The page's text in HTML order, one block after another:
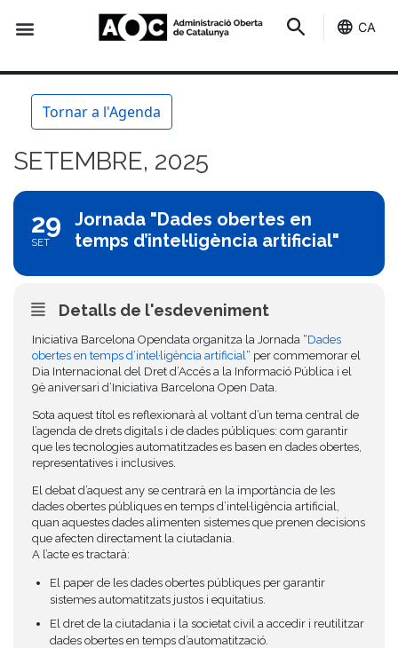
CA
Tornar a l'Agenda
SETEMBRE, 2025
29
SET
Jornada "Dades obertes en
temps d’intel·ligència artificial"
Detalls de l'esdeveniment
Iniciativa Barcelona Opendata organitza la Jornada “Dades
obertes en temps d’intel·ligència artificial” per commemorar el
Dia Internacional del Dret d’Accés a la Informació Pública i el
9è aniversari d’Iniciativa Barcelona Open Data.
Sota aquest títol es reflexionarà al voltant d’un tema central de
l’agenda de drets digitals i de dades públiques: com garantir
que les tecnologies automatitzades es basen en dades obertes,
representatives i inclusives.
El debat d’aquest any se centrarà en la importància de les
dades obertes públiques en temps d’intel·ligència artificial,
quan aquestes dades alimenten sistemes que prenen decisions
que afecten directament la ciutadania.
A l’acte es tractarà:
El paper de les dades obertes públiques per garantir
sistemes automatitzats justos i equitatius.
El dret de la ciutadania i la societat civil a accedir i reutilitzar
dades obertes en temps d’automatització.